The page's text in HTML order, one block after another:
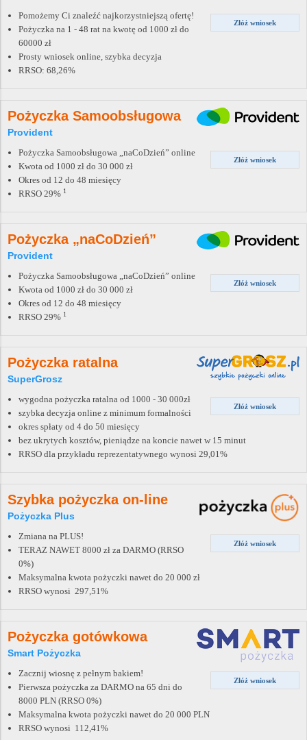
Złóż wniosek
Pomożemy Ci znaleźć najkorzystniejszą ofertę!
Pożyczka na 1 - 48 rat na kwotę od 1000 zł do
60000 zł
Prosty wniosek online, szybka decyzja
RRSO: 68,26%
Pożyczka Samoobsługowa
Provident
Złóż wniosek
Pożyczka Samoobsługowa „naCoDzień” online
Kwota od 1000 zł do 30 000 zł
Okres od 12 do 48 miesięcy
RRSO 29% 1
Pożyczka „naCoDzień”
Provident
Złóż wniosek
Pożyczka Samoobsługowa „naCoDzień” online
Kwota od 1000 zł do 30 000 zł
Okres od 12 do 48 miesięcy
RRSO 29% 1
Pożyczka ratalna
SuperGrosz
Złóż wniosek
wygodna pożyczka ratalna od 1000 - 30 000zł
szybka decyzja online z minimum formalności
okres spłaty od 4 do 50 miesięcy
bez ukrytych kosztów, pieniądze na koncie nawet w 15 minut
RRSO dla przykładu reprezentatywnego wynosi 29,01%
Szybka pożyczka on-line
Pożyczka Plus
Złóż wniosek
Zmiana na PLUS!
TERAZ NAWET 8000 zł za DARMO (RRSO
0%)
Maksymalna kwota pożyczki nawet do 20 000 zł
RRSO wynosi 297,51%
Pożyczka gotówkowa
Smart Pożyczka
Złóż wniosek
Zacznij wiosnę z pełnym bakiem!
Pierwsza pożyczka za DARMO na 65 dni do
8000 PLN (RRSO 0%)
Maksymalna kwota pożyczki nawet do 20 000 PLN
RRSO wynosi 112,41%